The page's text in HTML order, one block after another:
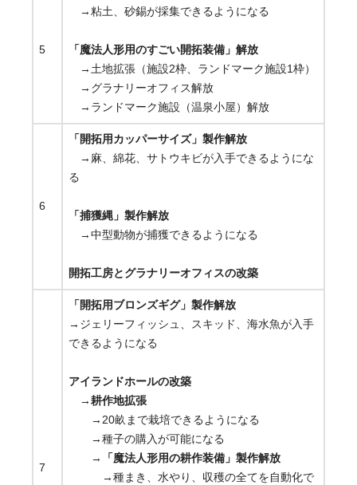
5
→粘土、砂錫が採集できるようになる
「魔法人形用のすごい開拓装備」解放
→土地拡張（施設2枠、ランドマーク施設1枠）
→グラナリーオフィス解放
→ランドマーク施設（温泉小屋）解放
6
「開拓用カッパーサイズ」製作解放
→麻、綿花、サトウキビが入手できるようにな
る
「捕獲縄」製作解放
→中型動物が捕獲できるようになる
開拓工房とグラナリーオフィスの改築
7
「開拓用ブロンズギグ」製作解放
→ジェリーフィッシュ、スキッド、海水魚が入手
できるようになる
アイランドホールの改築
→ 耕作地拡張
→20畝まで栽培できるようになる
→種子の購入が可能になる
→
「魔法人形用の耕作装備」製作解放
→種まき、水やり、収穫の全てを自動化で